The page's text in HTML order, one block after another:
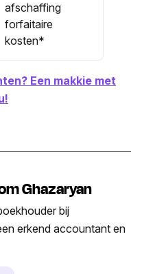
afschaffing
forfaitaire
kosten*
Een makkie met
Ghazaryan
bij
erkend accountant en